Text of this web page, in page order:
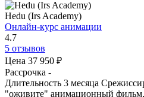
Hedu (Irs Academy)
Онлайн-курс анимации
4.7
5 отзывов
Цена 37 950 ₽
Рассрочка -
Длительность 3 месяца
"оживите" анимационный фильм,